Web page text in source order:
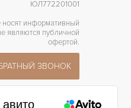
ЮЛ772201001
носят информативный
являются публичной
офертой.
ЗВОНОК
авито